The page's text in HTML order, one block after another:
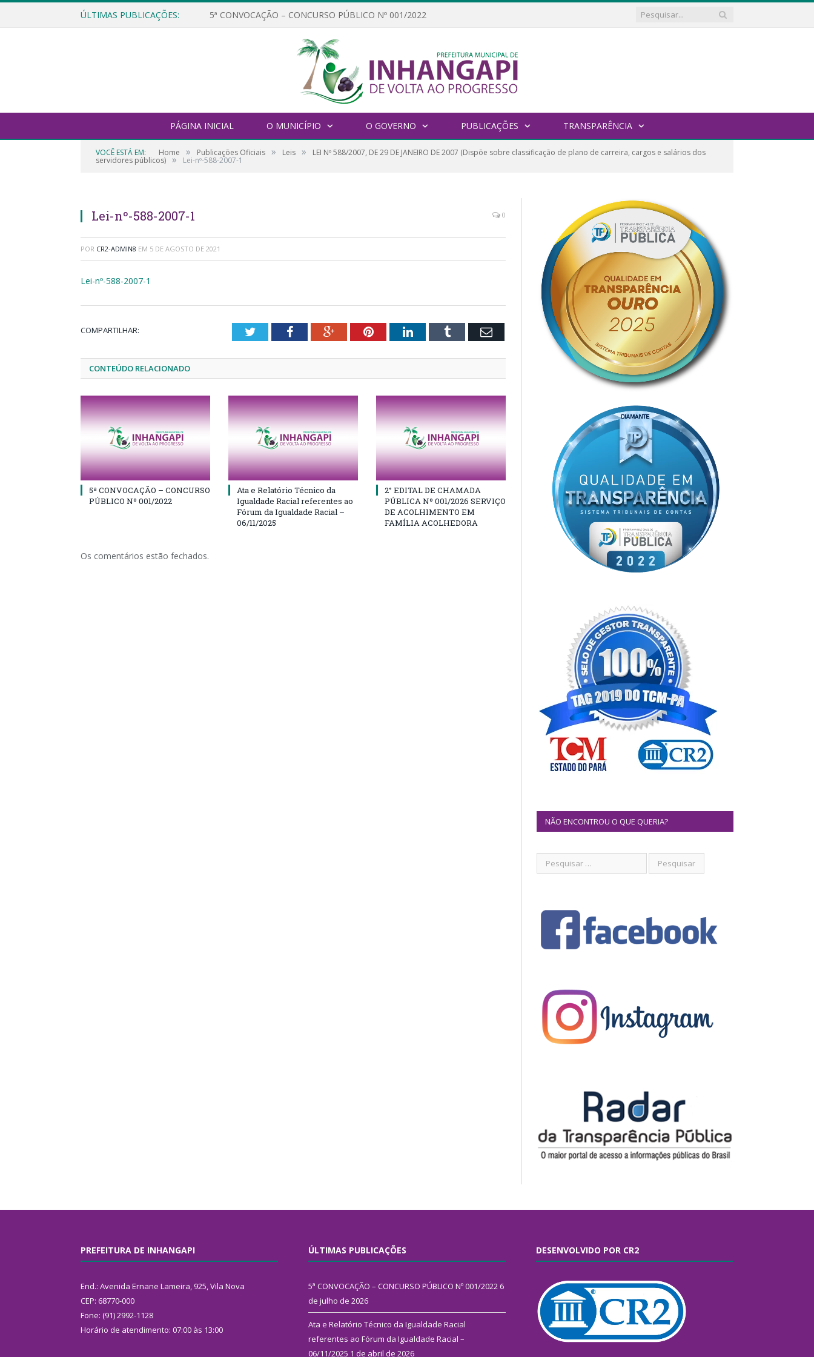
ÚLTIMAS PUBLICAÇÕES: 5ª CONVOCAÇÃO – CONCURSO PÚBLICO Nº 001/2022
PÁGINA INICIAL O MUNICÍPIO O GOVERNO PUBLICAÇÕES TRANSPARÊNCIA
VOCÊ ESTÁ EM: Home » Publicações Oficiais » Leis » LEI Nº 588/2007, DE 29 DE JANEIRO DE 2007 (Dispõe sobre classificação de plano de carreira, cargos e salários dos
servidores públicos) » Lei-nº-588-2007-1
Lei-nº-588-2007-1 0
POR CR2-ADMIN8 EM 5 DE AGOSTO DE 2021
Lei-nº-588-2007-1
COMPARTILHAR: TwitterFacebookGoogle+PinterestLinkedInTumblr Email
CONTEÚDO RELACIONADO
5ª CONVOCAÇÃO – CONCURSO
PÚBLICO Nº 001/2022
Ata e Relatório Técnico da
Igualdade Racial referentes ao
Fórum da Igualdade Racial –
06/11/2025
2° EDITAL DE CHAMADA
PÚBLICA Nº 001/2026 SERVIÇO
DE ACOLHIMENTO EM
FAMÍLIA ACOLHEDORA
Os comentários estão fechados.
NÃO ENCONTROU O QUE QUERIA?
PREFEITURA DE INHANGAPI
End.: Avenida Ernane Lameira, 925, Vila Nova
CEP: 68770-000
Fone: (91) 2992-1128
Horário de atendimento: 07:00 às 13:00
ÚLTIMAS PUBLICAÇÕES
5ª CONVOCAÇÃO – CONCURSO PÚBLICO Nº 001/2022 6
de julho de 2026
Ata e Relatório Técnico da Igualdade Racial
referentes ao Fórum da Igualdade Racial –
06/11/2025 1 de abril de 2026
DESENVOLVIDO POR CR2